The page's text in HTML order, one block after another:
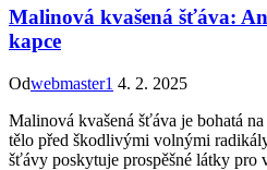
Malinová kvašená šťáva:
kapce
Odwebmaster1 4. 2. 2025
Malinová kvašená šťáva je bohatá
tělo před škodlivými volnými
šťávy poskytuje prospěšné látky pro